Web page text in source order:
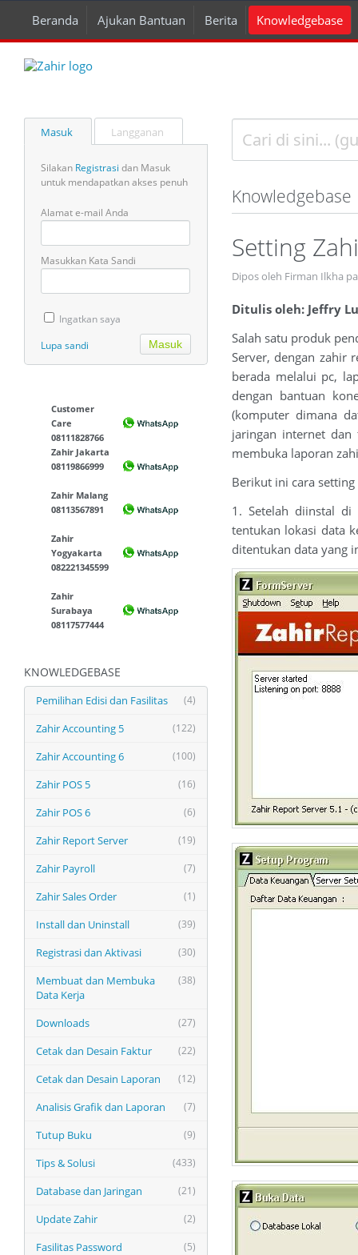
Beranda Ajukan Bantuan Berita Knowledgebase
Masuk Langganan
Silakan Registrasi dan Masuk
untuk mendapatkan akses penuh
Alamat e-mail Anda
Masukkan Kata Sandi
Ingatkan saya
Lupa sandi
Customer
Care
08111828766
Zahir Jakarta
08119866999
Zahir Malang
08113567891
Zahir
Yogyakarta
082221345599
Zahir
Surabaya
08117577444
KNOWLEDGEBASE
(4)
Pemilihan Edisi dan Fasilitas
(122)
Zahir Accounting 5
(100)
Zahir Accounting 6
(16)
Zahir POS 5
(6)
Zahir POS 6
(19)
Zahir Report Server
(7)
Zahir Payroll
(1)
Zahir Sales Order
(39)
Install dan Uninstall
(30)
Registrasi dan Aktivasi
(38)
Membuat dan Membuka
Data Kerja
(27)
Downloads
(22)
Cetak dan Desain Faktur
(12)
Cetak dan Desain Laporan
(7)
Analisis Grafik dan Laporan
(9)
Tutup Buku
(433)
Tips & Solusi
(21)
Database dan Jaringan
(2)
Update Zahir
(5)
Fasilitas Password
Knowledgebase
Setting
Dipos oleh Firman Ilkha
Ditulis oleh: Jeffry
Salah satu produk
Server, dengan zahir
berada melalui pc,
dengan bantuan
(komputer dimana
jaringan internet
membuka laporan
Berikut ini cara
1. Setelah diinstal
tentukan lokasi data
ditentukan data yang